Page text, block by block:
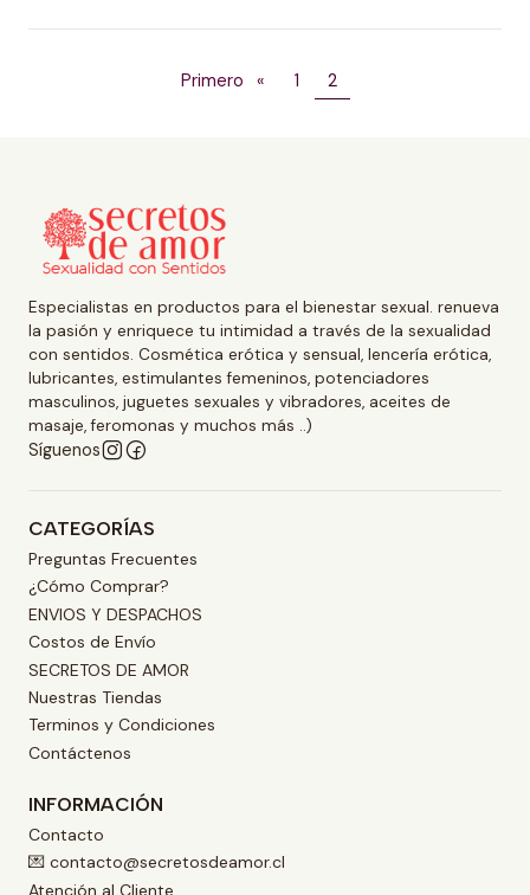
Primero « 1 2
Especialistas en productos para el bienestar sexual. renueva
la pasión y enriquece tu intimidad a través de la sexualidad
con sentidos. Cosmética erótica y sensual, lencería erótica,
lubricantes, estimulantes femeninos, potenciadores
masculinos, juguetes sexuales y vibradores, aceites de
masaje, feromonas y muchos más ..)
Síguenos
CATEGORÍAS
Preguntas Frecuentes
¿Cómo Comprar?
ENVIOS Y DESPACHOS
Costos de Envío
SECRETOS DE AMOR
Nuestras Tiendas
Terminos y Condiciones
Contáctenos
INFORMACIÓN
Contacto
💌 contacto@secretosdeamor.cl
Atención al Cliente